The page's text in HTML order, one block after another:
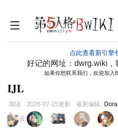
点此查看新引擎
好记的网址：dwrg.wiki
如果你想联系我们，欢迎加
IJL
阅读 2026-07-25更新 最新编辑:
跳
到
跳
到
页面贡献者 :